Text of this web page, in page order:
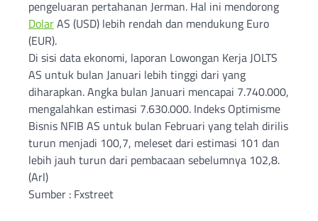
pengeluaran pertahanan Jerman. Hal ini mendorong
DolarAS (USD) lebih rendah dan mendukung Euro
(EUR).
Di sisi data ekonomi, laporan Lowongan Kerja JOLTS
AS untuk bulan Januari lebih tinggi dari yang
diharapkan. Angka bulan Januari mencapai 7.740.000,
mengalahkan estimasi 7.630.000. Indeks Optimisme
Bisnis NFIB AS untuk bulan Februari yang telah dirilis
turun menjadi 100,7, meleset dari estimasi 101 dan
lebih jauh turun dari pembacaan sebelumnya 102,8.
(Arl)
Sumber : Fxstreet